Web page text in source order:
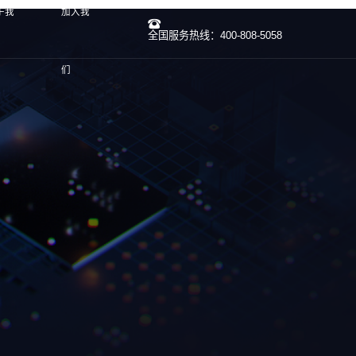
我 加入我
们
全国服务热线：400-808-5058